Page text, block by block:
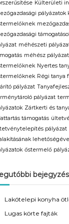
Külterületi
pályázatok
méhészeti
méhész pályázat
Nyertes
Régi tanya
pályázat
pályázat
Zártkerti és
támogatás
pályázat
őstermelő
Lakótelepi konyha
Lugas körte fajták